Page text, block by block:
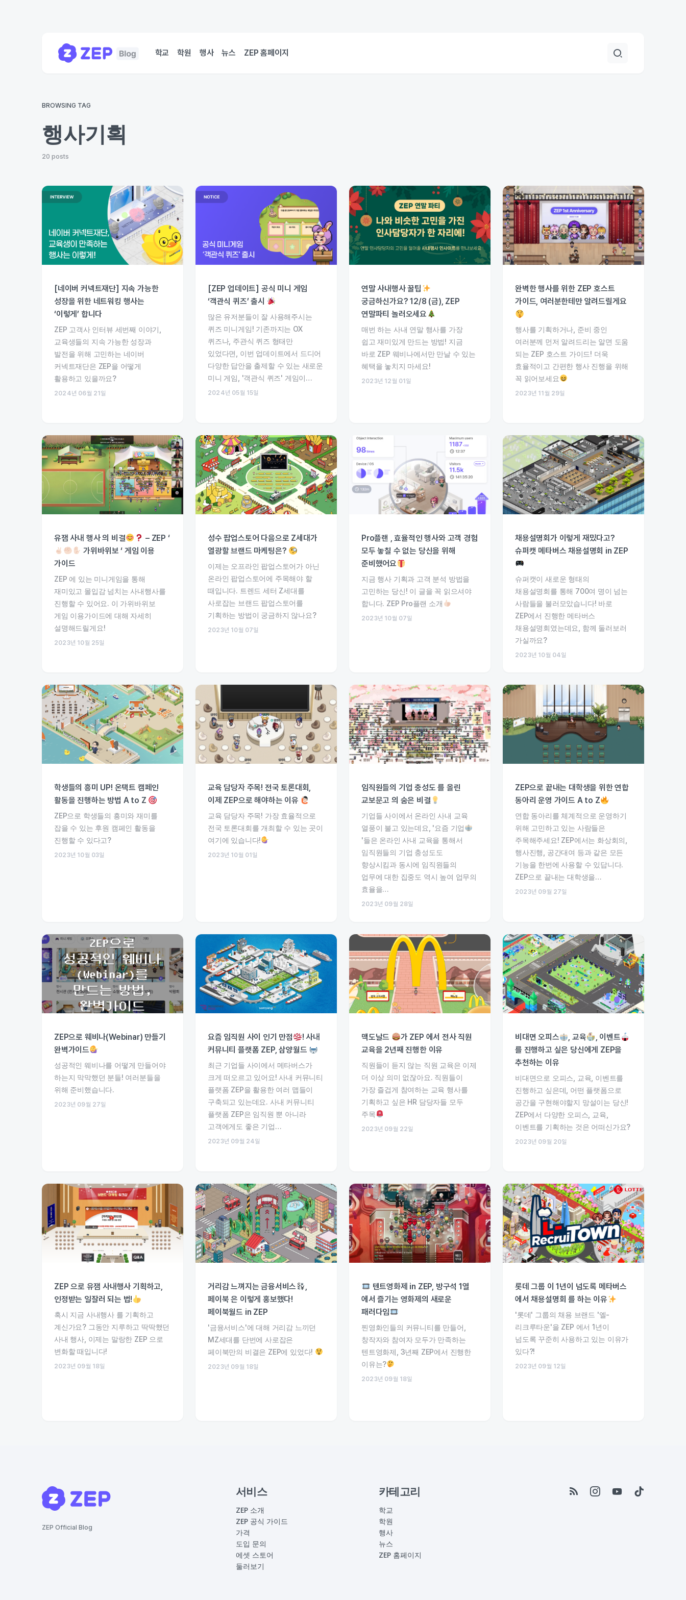
학교 학원 행사 뉴스 ZEP 홈페이지
BROWSING TAG
행사기획
20 posts
[네이버 커넥트재단] 지속 가능한
성장을 위한 네트워킹 행사는
‘이렇게’ 합니다
ZEP 고객사 인터뷰 세번째 이야기,
교육생들의 지속 가능한 성장과
발전을 위해 고민하는 네이버
커넥트재단은 ZEP을 어떻게
활용하고 있을까요?
2024년 06월 21일
[ZEP 업데이트] 공식 미니 게임
‘객관식 퀴즈’ 출시
많은 유저분들이 잘 사용해주시는
퀴즈 미니게임! 기존까지는 OX
퀴즈나, 주관식 퀴즈 형태만
있었다면, 이번 업데이트에서 드디어
다양한 답안을 출제할 수 있는 새로운
미니 게임, '객관식 퀴즈' 게임이…
2024년 05월 15일
연말 사내행사 꿀팁
궁금하신가요? 12/8 (금), ZEP
연말파티 놀러오세요
매번 하는 사내 연말 행사를 가장
쉽고 재미있게 만드는 방법! 지금
바로 ZEP 웨비나에서만 만날 수 있는
혜택을 놓치지 마세요!
2023년 12월 01일
완벽한 행사를 위한 ZEP 호스트
가이드, 여러분한테만 알려드릴게요
행사를 기획하거나, 준비 중인
여러분께 먼저 알려드리는 알면 도움
되는 ZEP 호스트 가이드! 더욱
효율적이고 간편한 행사 진행을 위해
꼭 읽어보세요
2023년 11월 29일
유잼 사내 행사 의 비결
– ZEP ‘
가위바위보 ‘ 게임 이용
가이드
ZEP 에 있는 미니게임을 통해
재미있고 몰입감 넘치는 사내행사를
진행할 수 있어요. 이 가위바위보
게임 이용가이드에 대해 자세히
설명해드릴게요!
2023년 10월 25일
성수 팝업스토어 다음으로 Z세대가
열광할 브랜드 마케팅은?
이제는 오프라인 팝업스토어가 아닌
온라인 팝업스토어에 주목해야 할
때입니다. 트렌드 세터 Z세대를
사로잡는 브랜드 팝업스토어를
기획하는 방법이 궁금하지 않나요?
2023년 10월 07일
Pro플랜 , 효율적인 행사와 고객 경험
모두 놓칠 수 없는 당신을 위해
준비했어요
지금 행사 기획과 고객 분석 방법을
고민하는 당신! 이 글을 꼭 읽으셔야
합니다. ZEP Pro플랜 소개
2023년 10월 07일
채용설명회가 이렇게 재밌다고?
슈퍼캣 메타버스 채용설명회 in ZEP
슈퍼캣이 새로운 형태의
채용설명회를 통해 700여 명이 넘는
사람들을 불러모았습니다! 바로
ZEP에서 진행한 메타버스
채용설명회였는데요, 함께 둘러보러
가실까요?
2023년 10월 04일
학생들의 흥미 UP! 온택트 캠페인
활동을 진행하는 방법 A to Z
ZEP으로 학생들의 흥미와 재미를
잡을 수 있는 후원 캠페인 활동을
진행할 수 있다고?
2023년 10월 03일
교육 담당자 주목! 전국 토론대회,
이제 ZEP으로 해야하는 이유
교육 담당자 주목! 가장 효율적으로
전국 토론대회를 개최할 수 있는 곳이
여기에 있습니다!
2023년 10월 01일
임직원들의 기업 충성도 를 올린
교보문고 의 숨은 비결
기업들 사이에서 온라인 사내 교육
열풍이 불고 있는데요, '요즘 기업
'들은 온라인 사내 교육을 통해서
임직원들의 기업 충성도도
향상시킴과 동시에 임직원들의
업무에 대한 집중도 역시 높여 업무의
효율을…
2023년 09월 28일
ZEP으로 끝내는 대학생을 위한 연합
동아리 운영 가이드 A to Z
연합 동아리를 체계적으로 운영하기
위해 고민하고 있는 사람들은
주목해주세요! ZEP에서는 화상회의,
행사진행, 공간대여 등과 같은 모든
기능을 한번에 사용할 수 있답니다.
ZEP으로 끝내는 대학생을…
2023년 09월 27일
ZEP으로 웨비나(Webinar) 만들기
완벽가이드
성공적인 웨비나를 어떻게 만들어야
하는지 막막했던 분들! 여러분들을
위해 준비했습니다.
2023년 09월 27일
요즘 임직원 사이 인기 만점
! 사내
커뮤니티 플랫폼 ZEP, 삼양월드
최근 기업들 사이에서 메타버스가
크게 떠오르고 있어요! 사내 커뮤니티
플랫폼 ZEP을 활용한 여러 맵들이
구축되고 있는데요. 사내 커뮤니티
플랫폼 ZEP은 임직원 뿐 아니라
고객에게도 좋은 기업…
2023년 09월 24일
맥도날드
가 ZEP 에서 전사 직원
교육을 2년째 진행한 이유
직원들이 듣지 않는 직원 교육은 이제
더 이상 의미 없잖아요. 직원들이
가장 즐겁게 참여하는 교육 행사를
기획하고 싶은 HR 담당자들 모두
주목
2023년 09월 22일
비대면 오피스 , 교육
, 이벤트
를 진행하고 싶은 당신에게 ZEP을
추천하는 이유
비대면으로 오피스, 교육, 이벤트를
진행하고 싶은데, 어떤 플랫폼으로
공간을 구현해야할지 망설이는 당신!
ZEP에서 다양한 오피스, 교육,
이벤트를 기획하는 것은 어떠신가요?
2023년 09월 20일
ZEP 으로 유잼 사내행사 기획하고,
인정받는 일잘러 되는 법!
혹시 지금 사내행사 를 기획하고
계신가요? 그동안 지루하고 딱딱했던
사내 행사, 이제는 말랑한 ZEP 으로
변화할 때입니다!
2023년 09월 18일
거리감 느껴지는 금융서비스
,
페이북 은 이렇게 홍보했다!
페이북월드 in ZEP
'금융서비스'에 대해 거리감 느끼던
MZ세대를 단번에 사로잡은
페이북만의 비결은 ZEP에 있었다!
2023년 09월 18일
텐트영화제 in ZEP, 방구석 1열
에서 즐기는 영화제의 새로운
패러다임
찐영화인들의 커뮤니티를 만들어,
창작자와 참여자 모두가 만족하는
텐트영화제, 3년째 ZEP에서 진행한
이유는?
2023년 09월 18일
롯데 그룹 이 1년이 넘도록 메타버스
에서 채용설명회 를 하는 이유
'롯데' 그룹의 채용 브랜드 '엘-
리크루타운'을 ZEP 에서 1년이
넘도록 꾸준히 사용하고 있는 이유가
있다?!
2023년 09월 12일
ZEP Official Blog
서비스
ZEP 소개
ZEP 공식 가이드
가격
도입 문의
에셋 스토어
둘러보기
카테고리
학교
학원
행사
뉴스
ZEP 홈페이지